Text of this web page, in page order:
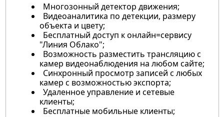
Многозонный детектор движения;
Видеоаналитика по детекции, размеру
объекта и цвету;
Бесплатный доступ к онлайн=сервису
"Линия Облако";
Возможность разместить трансляцию с
камер видеонаблюдения на любом сайте;
Синхронный просмотр записей с любых
камер с возможностью экспорта;
Удаленное управление и сетевые
клиенты;
Бесплатные мобильные клиенты;